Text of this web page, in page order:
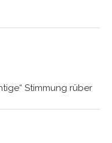
Stimmung rüber